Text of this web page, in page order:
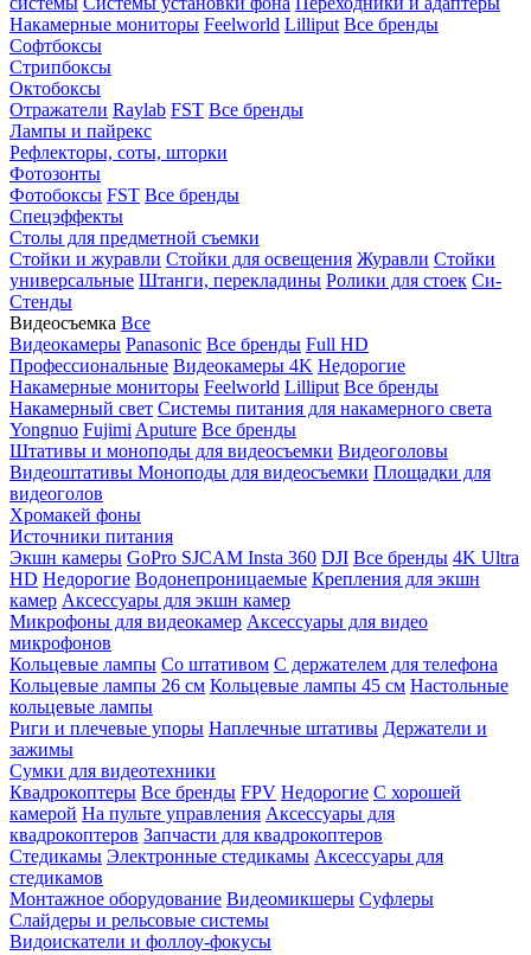
Накамерные мониторы Feelworld Lilliput Все бренды
Софтбоксы
Стрипбоксы
Октобоксы
Отражатели Raylab FST Все бренды
Лампы и пайрекс
Рефлекторы, соты, шторки
Фотозонты
Фотобоксы FST Все бренды
Спецэффекты
Столы для предметной съемки
Стойки и журавли Стойки для освещения Журавли Стойки
универсальные Штанги, перекладины Ролики для стоек Си-
Стенды
Видеосъемка Все
Видеокамеры Panasonic Все бренды Full HD
Профессиональные Видеокамеры 4K Недорогие
Накамерные мониторы Feelworld Lilliput Все бренды
Накамерный свет Системы питания для накамерного света
Yongnuo Fujimi Aputure Все бренды
Штативы и моноподы для видеосъемки Видеоголовы
Видеоштативы Моноподы для видеосъемки Площадки для
видеоголов
Хромакей фоны
Источники питания
Экшн камеры GoPro SJCAM Insta 360 DJI Все бренды 4K Ultra
HD Недорогие Водонепроницаемые Крепления для экшн
камер Аксессуары для экшн камер
Микрофоны для видеокамер Аксессуары для видео
микрофонов
Кольцевые лампы Со штативом C держателем для телефона
Кольцевые лампы 26 см Кольцевые лампы 45 см Настольные
кольцевые лампы
Риги и плечевые упоры Наплечные штативы Держатели и
зажимы
Сумки для видеотехники
Квадрокоптеры Все бренды FPV Недорогие С хорошей
камерой На пульте управления Аксессуары для
квадрокоптеров Запчасти для квадрокоптеров
Стедикамы Электронные стедикамы Аксессуары для
стедикамов
Монтажное оборудование Видеомикшеры Суфлеры
Слайдеры и рельсовые системы
Видоискатели и фоллоу-фокусы